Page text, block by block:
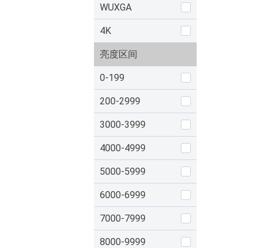
WUXGA
4K
亮度区间
0-199
200-2999
3000-3999
4000-4999
5000-5999
6000-6999
7000-7999
8000-9999